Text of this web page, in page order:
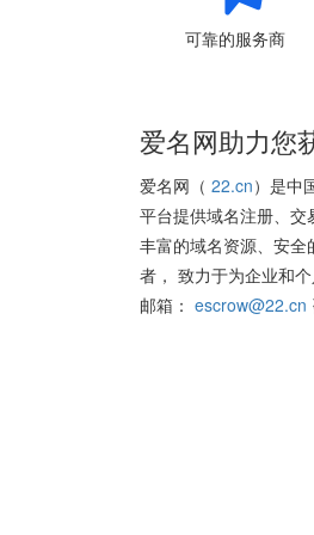
可靠的服务商
爱名网助力您
爱名网（ 22.cn）是中
平台提供域名注册、
丰富的域名资源、安
者， 致力于为企业和
邮箱： escrow@22.cn